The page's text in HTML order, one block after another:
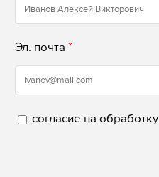
Эл. почта *
согласие на обработку